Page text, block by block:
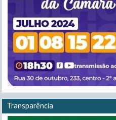
Transparência